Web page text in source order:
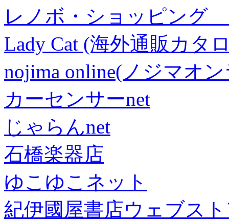
レノボ・ショッピング
Lady Cat (海外通販カタ
nojima online(ノジマオ
カーセンサーnet
じゃらんnet
石橋楽器店
ゆこゆこネット
紀伊國屋書店ウェブス